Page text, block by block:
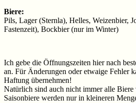
Biere:
Pils, Lager (Sternla), Helles, Weizenbier,
Fastenzeit), Bockbier (nur im Winter)
Ich gebe die Öffnungszeiten hier nach
an. Für Änderungen oder etwaige Fehler
Haftung übernehmen!
Natürlich sind auch nicht immer alle Biere
Saisonbiere werden nur in kleineren